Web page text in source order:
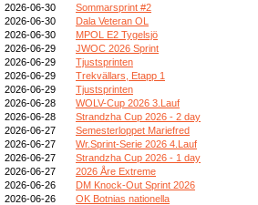
2026-06-30
Sommarsprint #2
2026-06-30
Dala Veteran OL
2026-06-30
MPOL E2 Tygelsjö
2026-06-29
JWOC 2026 Sprint
2026-06-29
Tjustsprinten
2026-06-29
Trekvällars, Etapp 1
2026-06-29
Tjustsprinten
2026-06-28
WOLV-Cup 2026 3.Lauf
2026-06-28
Strandzha Cup 2026 - 2 day
2026-06-27
Semesterloppet Mariefred
2026-06-27
Wr.Sprint-Serie 2026 4.Lauf
2026-06-27
Strandzha Cup 2026 - 1 day
2026-06-27
2026 Åre Extreme
2026-06-26
DM Knock-Out Sprint 2026
2026-06-26
OK Botnias nationella